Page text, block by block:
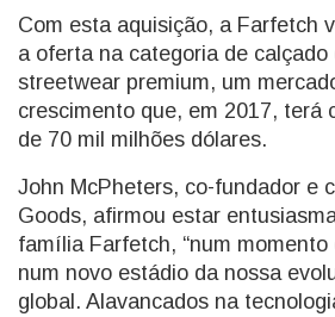
Com esta aquisição, a Farfetch
a oferta na categoria de calçado
streetwear premium, um
crescimento que, em 2017, terá
de 70 mil milhões dólares.
John McPheters, co-fundador e
Goods, afirmou estar
família Farfetch, “num
num novo estádio da nossa
global. Alavancados na